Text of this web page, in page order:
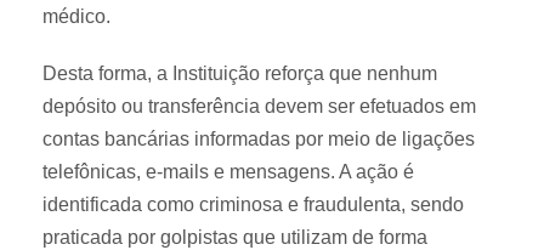
médico.
Desta forma, a Instituição reforça que nenhum
depósito ou transferência devem ser efetuados em
contas bancárias informadas por meio de ligações
telefônicas, e-mails e mensagens. A ação é
identificada como criminosa e fraudulenta, sendo
praticada por golpistas que utilizam de forma